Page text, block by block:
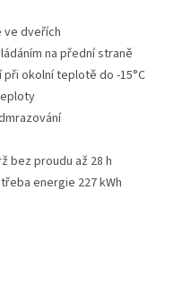
ve dveřích
na přední straně
při okolní teplotě do -15°C
bez proudu až 28 h
energie 227 kWh